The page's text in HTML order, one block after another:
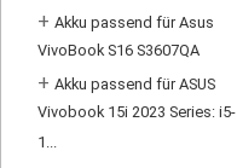
+ Akku passend für Asus
VivoBook S16 S3607QA
+ Akku passend für ASUS
Vivobook 15i 2023 Series: i5-
1...